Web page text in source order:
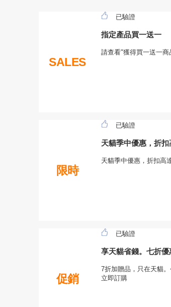
SALES
已驗證
指定產品買一送一
請查看"獲得買一送一
限時
已驗證
天貓季中優惠，折扣
天貓季中優惠，折扣高
促銷
已驗證
享天貓省錢。七折
7折加贈品，只在天貓
立即訂購